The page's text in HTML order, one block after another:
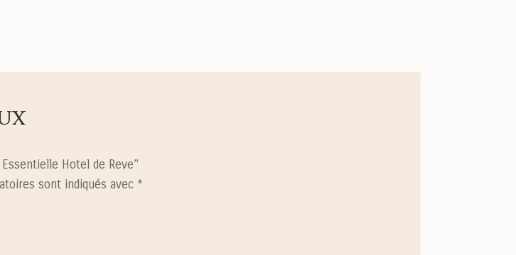
Hotel de Reve”
sont indiqués avec *